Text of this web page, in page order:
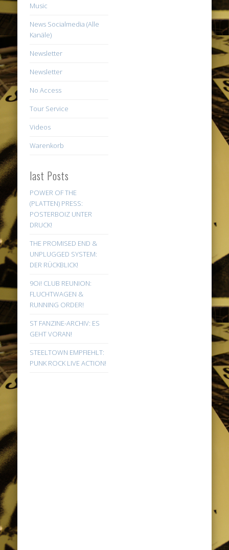
Music
News Socialmedia (Alle
Kanäle)
Newsletter
Newsletter
No Access
Tour Service
Videos
Warenkorb
last Posts
POWER OF THE
(PLATTEN) PRESS:
POSTERBOIZ UNTER
DRUCK!
THE PROMISED END &
UNPLUGGED SYSTEM:
DER RÜCKBLICK!
9Oi! CLUB REUNION:
FLUCHTWAGEN &
RUNNING ORDER!
ST FANZINE-ARCHIV: ES
GEHT VORAN!
STEELTOWN EMPFIEHLT:
PUNK ROCK LIVE ACTION!